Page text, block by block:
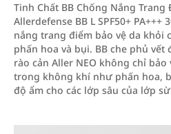
Tinh Chất BB Chống Nắng
Allerdefense BB L SPF50+
nắng trang điểm bảo vệ da khỏi
phấn hoa và bụi. BB che phủ vết
rào cản Aller NEO không chỉ
trong không khí như phấn hoa,
độ ẩm cho các lớp sâu của lớp